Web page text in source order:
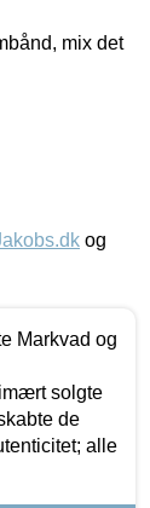
mix det
og
Markvad og
solgte
de
alle